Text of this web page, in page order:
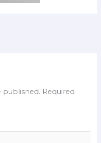
published. Required